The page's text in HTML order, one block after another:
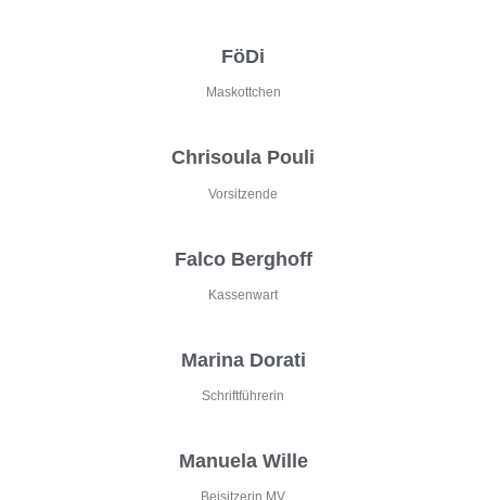
FöDi
Maskottchen
Chrisoula Pouli
Vorsitzende
Falco Berghoff
Kassenwart
Marina Dorati
Schriftführerin
Manuela Wille
Beisitzerin MV